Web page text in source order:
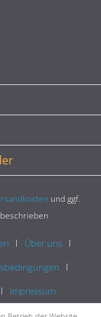
und ggf.
Über uns
Impressum